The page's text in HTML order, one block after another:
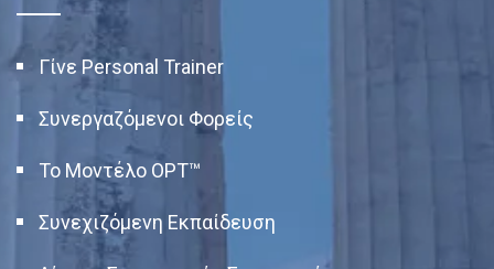
Γίνε Personal Trainer
Συνεργαζόμενοι Φορείς
Το Μοντέλο OPT™
Συνεχιζόμενη Εκπαίδευση